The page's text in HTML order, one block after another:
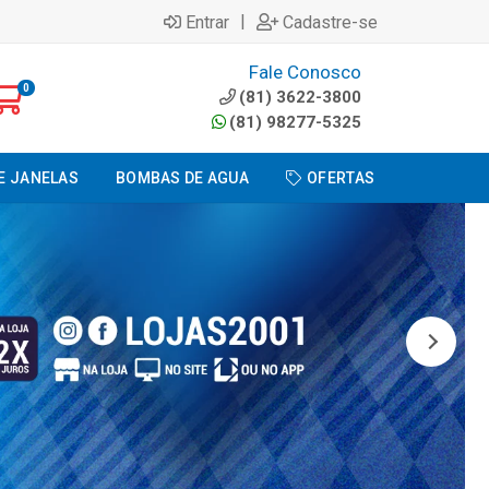
Entrar | Cadastre-se
0
Fale Conosco
(81) 3622-3800
(81) 98277-5325
JANELAS BOMBAS DE AGUA OFERTAS